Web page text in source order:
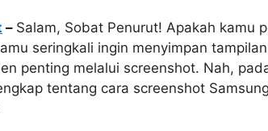
– Salam, Sobat Penurut! Apakah kamu
seringkali ingin menyimpan
penting melalui screenshot. Nah,
tentang cara screenshot